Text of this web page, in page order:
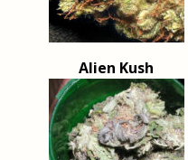
Alien Kush